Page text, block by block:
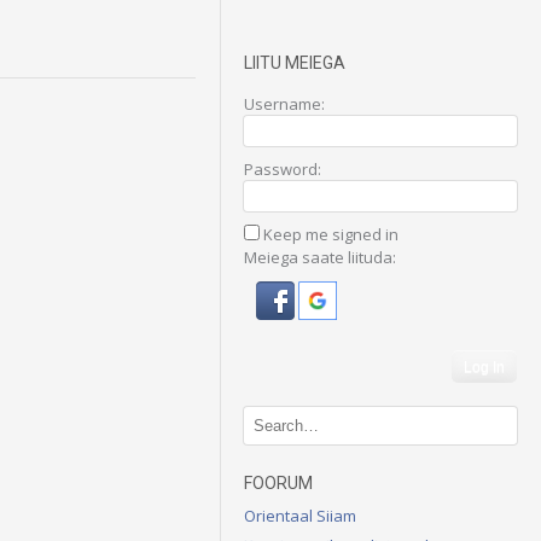
LIITU MEIEGA
Username:
Password:
Keep me signed in
Meiega saate liituda:
FOORUM
Orientaal Siiam